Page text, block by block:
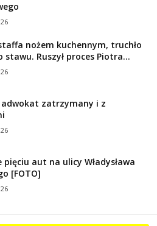
nożem kuchennym, truchło
stawu. Ruszył proces Piotra...
adwokat zatrzymany i z
pięciu aut na ulicy Władysława
[FOTO]